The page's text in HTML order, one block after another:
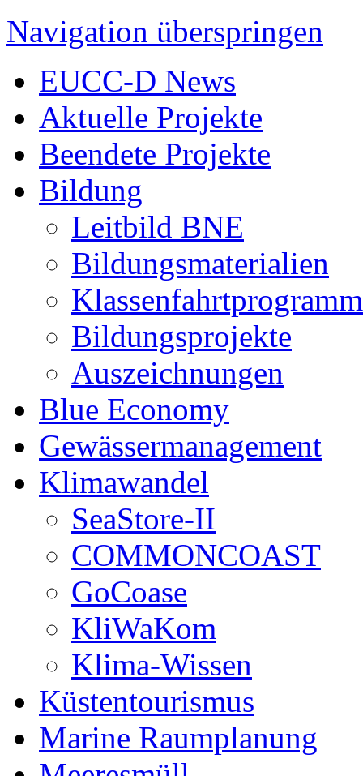
Navigation überspringen
EUCC-D News
Aktuelle Projekte
Beendete Projekte
Bildung
Leitbild BNE
Bildungsmaterialien
Klassenfahrtprogramm
Bildungsprojekte
Auszeichnungen
Blue Economy
Gewässermanagement
Klimawandel
SeaStore-II
COMMONCOAST
GoCoase
KliWaKom
Klima-Wissen
Küstentourismus
Marine Raumplanung